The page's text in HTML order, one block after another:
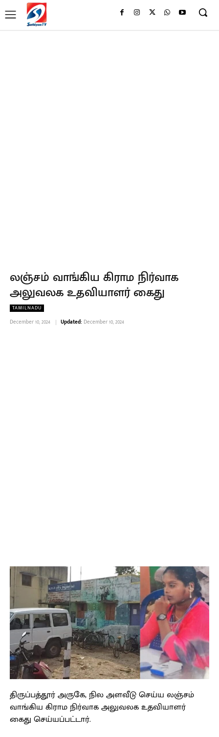
லஞ்சம் வாங்கிய கிராம நிர்வாக
அலுவலக உதவியாளர் கைது
TAMILNADU
December 10, 2024 Updated: December 10, 2024
திருப்பத்தூர் அருகே, நில அளவீடு செய்ய லஞ்சம்
வாங்கிய கிராம நிர்வாக அலுவலக உதவியாளர்
கைது செய்யப்பட்டார்.